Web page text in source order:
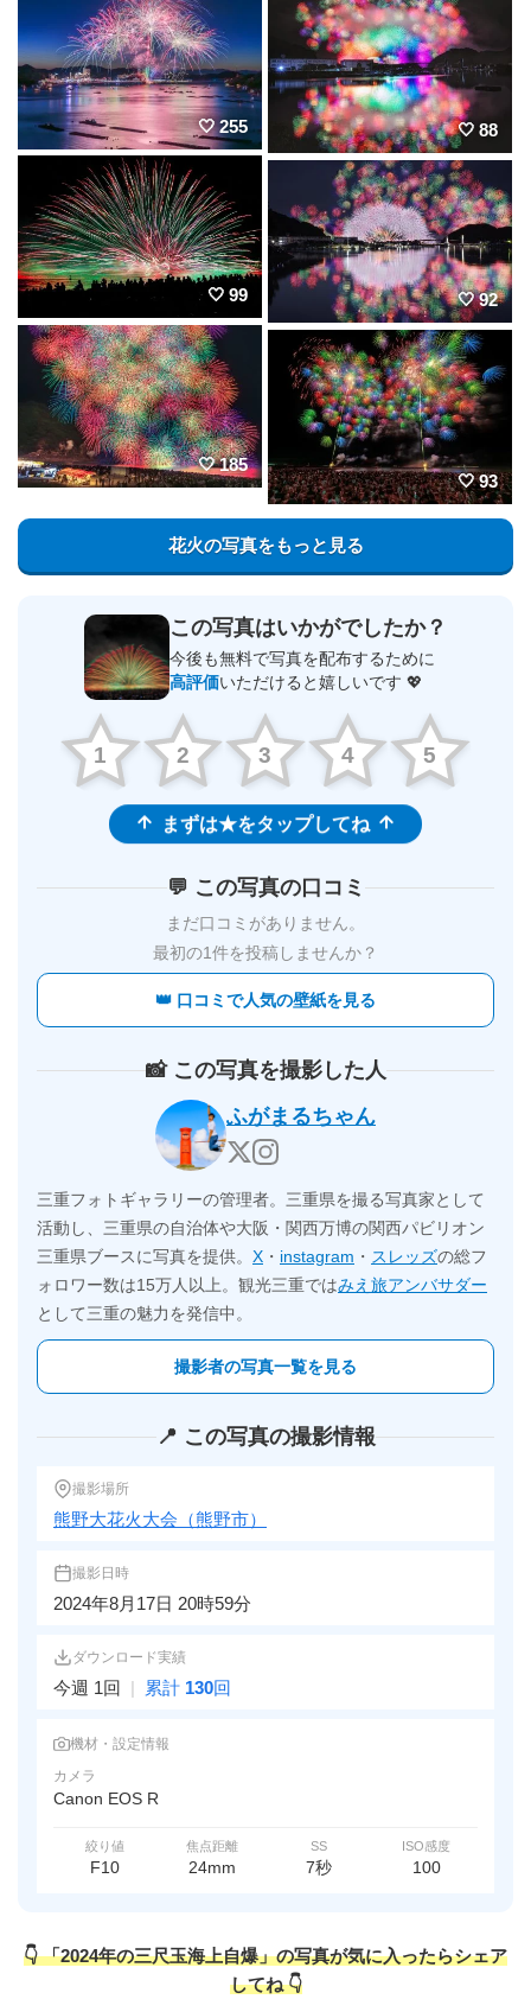
88
255
99 92
185
93
花火の写真をもっと見る
この写真はいかがでしたか？
今後も無料で写真を配布するために
高評価いただけると嬉しいです 💖
1 2 3 4 5
まずは★をタップしてね
💬 この写真の口コミ
まだ口コミがありません。
最初の1件を投稿しませんか？
👑 口コミで人気の壁紙を見る
📸 この写真を撮影した人
ふがまるちゃん
三重フォトギャラリーの管理者。三重県を撮る写真家として
活動し、三重県の自治体や大阪・関西万博の関西パビリオン
三重県ブースに写真を提供。 X ・ instagram ・ スレッズの総フ
ォロワー数は15万人以上。観光三重ではみえ旅アンバサダー
として三重の魅力を発信中。
撮影者の写真一覧を見る
📍 この写真の撮影情報
撮影場所
熊野大花火大会（熊野市）
撮影日時
2024年8月17日 20時59分
ダウンロード実績
今週 1回 | 累計 130回
機材・設定情報
カメラ
Canon EOS R
絞り値
F10
焦点距離
24mm
SS
7秒
ISO感度
100
👇 「2024年の三尺玉海上自爆」の写真が気に入ったらシェア
してね 👇